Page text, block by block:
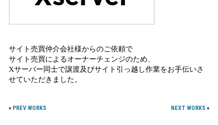
サイト売買仲介会社様からのご依頼で
サイト売買によるオーナーチェンジのため、
Xサーバー同士で譲渡及びサイト引っ越し作業をお手伝いさ
せていただきました。
« PREV WORKS NEXT WORKS »